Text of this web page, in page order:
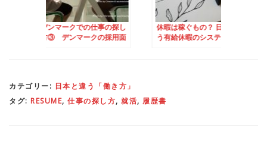
での仕事の探し
ークの採用面
休暇は稼ぐもの？ 日本と違
う有給休暇のシステム
会社が従業員にクリ
プレゼントを贈る風
カテゴリー: 日本と違う「働き方」
タグ: RESUME, 仕事の探し方, 就活, 履歴書